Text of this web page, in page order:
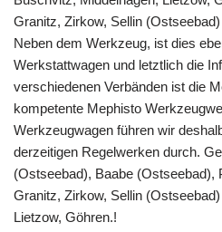
Granitz, Zirkow, Sellin
Neben dem Werkzeug, ist dies
Werkstattwagen und letztlich die
verschiedenen Verbänden ist die
kompetente Mephisto
Werkzeugwagen führen wir
derzeitigen Regelwerken durch.
(Ostseebad), Baabe
Granitz, Zirkow, Sellin
Lietzow, Göhren.!